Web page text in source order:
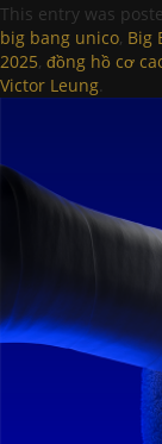
This entry was
big bang unico, Big
2025, đồng hồ cơ
Victor Leung.